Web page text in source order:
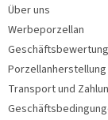
Über uns
Werbeporzellan
Geschäftsbewertung
Porzellanherstellung
Transport und